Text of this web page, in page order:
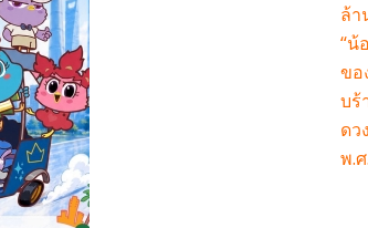
ล้า
“น้
ขอ
บร้
ดว
พ.